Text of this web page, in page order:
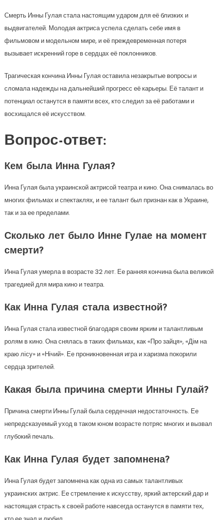
Смерть Инны Гулая стала настоящим ударом для её близких и
выдвигателей. Молодая актриса успела сделать себе имя в
фильмовом и модельном мире, и её преждевременная потеря
вызывает искренний горе в сердцах её поклонников.
Трагическая кончина Инны Гулая оставила незакрытые вопросы и
сломала надежды на дальнейший прогресс её карьеры. Её талант и
потенциал останутся в памяти всех, кто следил за её работами и
восхищался её искусством.
Вопрос-ответ:
Кем была Инна Гулая?
Инна Гулая была украинской актрисой театра и кино. Она снималась во
многих фильмах и спектаклях, и ее талант был признан как в Украине,
так и за ее пределами.
Сколько лет было Инне Гулае на момент
смерти?
Инна Гулая умерла в возрасте 32 лет. Ее ранняя кончина была великой
трагедией для мира кино и театра.
Как Инна Гулая стала известной?
Инна Гулая стала известной благодаря своим ярким и талантливым
ролям в кино. Она снялась в таких фильмах, как «Про зайця», «Дім на
краю лісу» и «Нічий». Ее проникновенная игра и харизма покорили
сердца зрителей.
Какая была причина смерти Инны Гулай?
Причина смерти Инны Гулай была сердечная недостаточность. Ее
непредсказуемый уход в таком юном возрасте потряс многих и вызвал
глубокий печаль.
Как Инна Гулая будет запомнена?
Инна Гулая будет запомнена как одна из самых талантливых
украинских актрис. Ее стремление к искусству, яркий актерский дар и
настоящая страсть к своей работе навсегда останутся в памяти тех,